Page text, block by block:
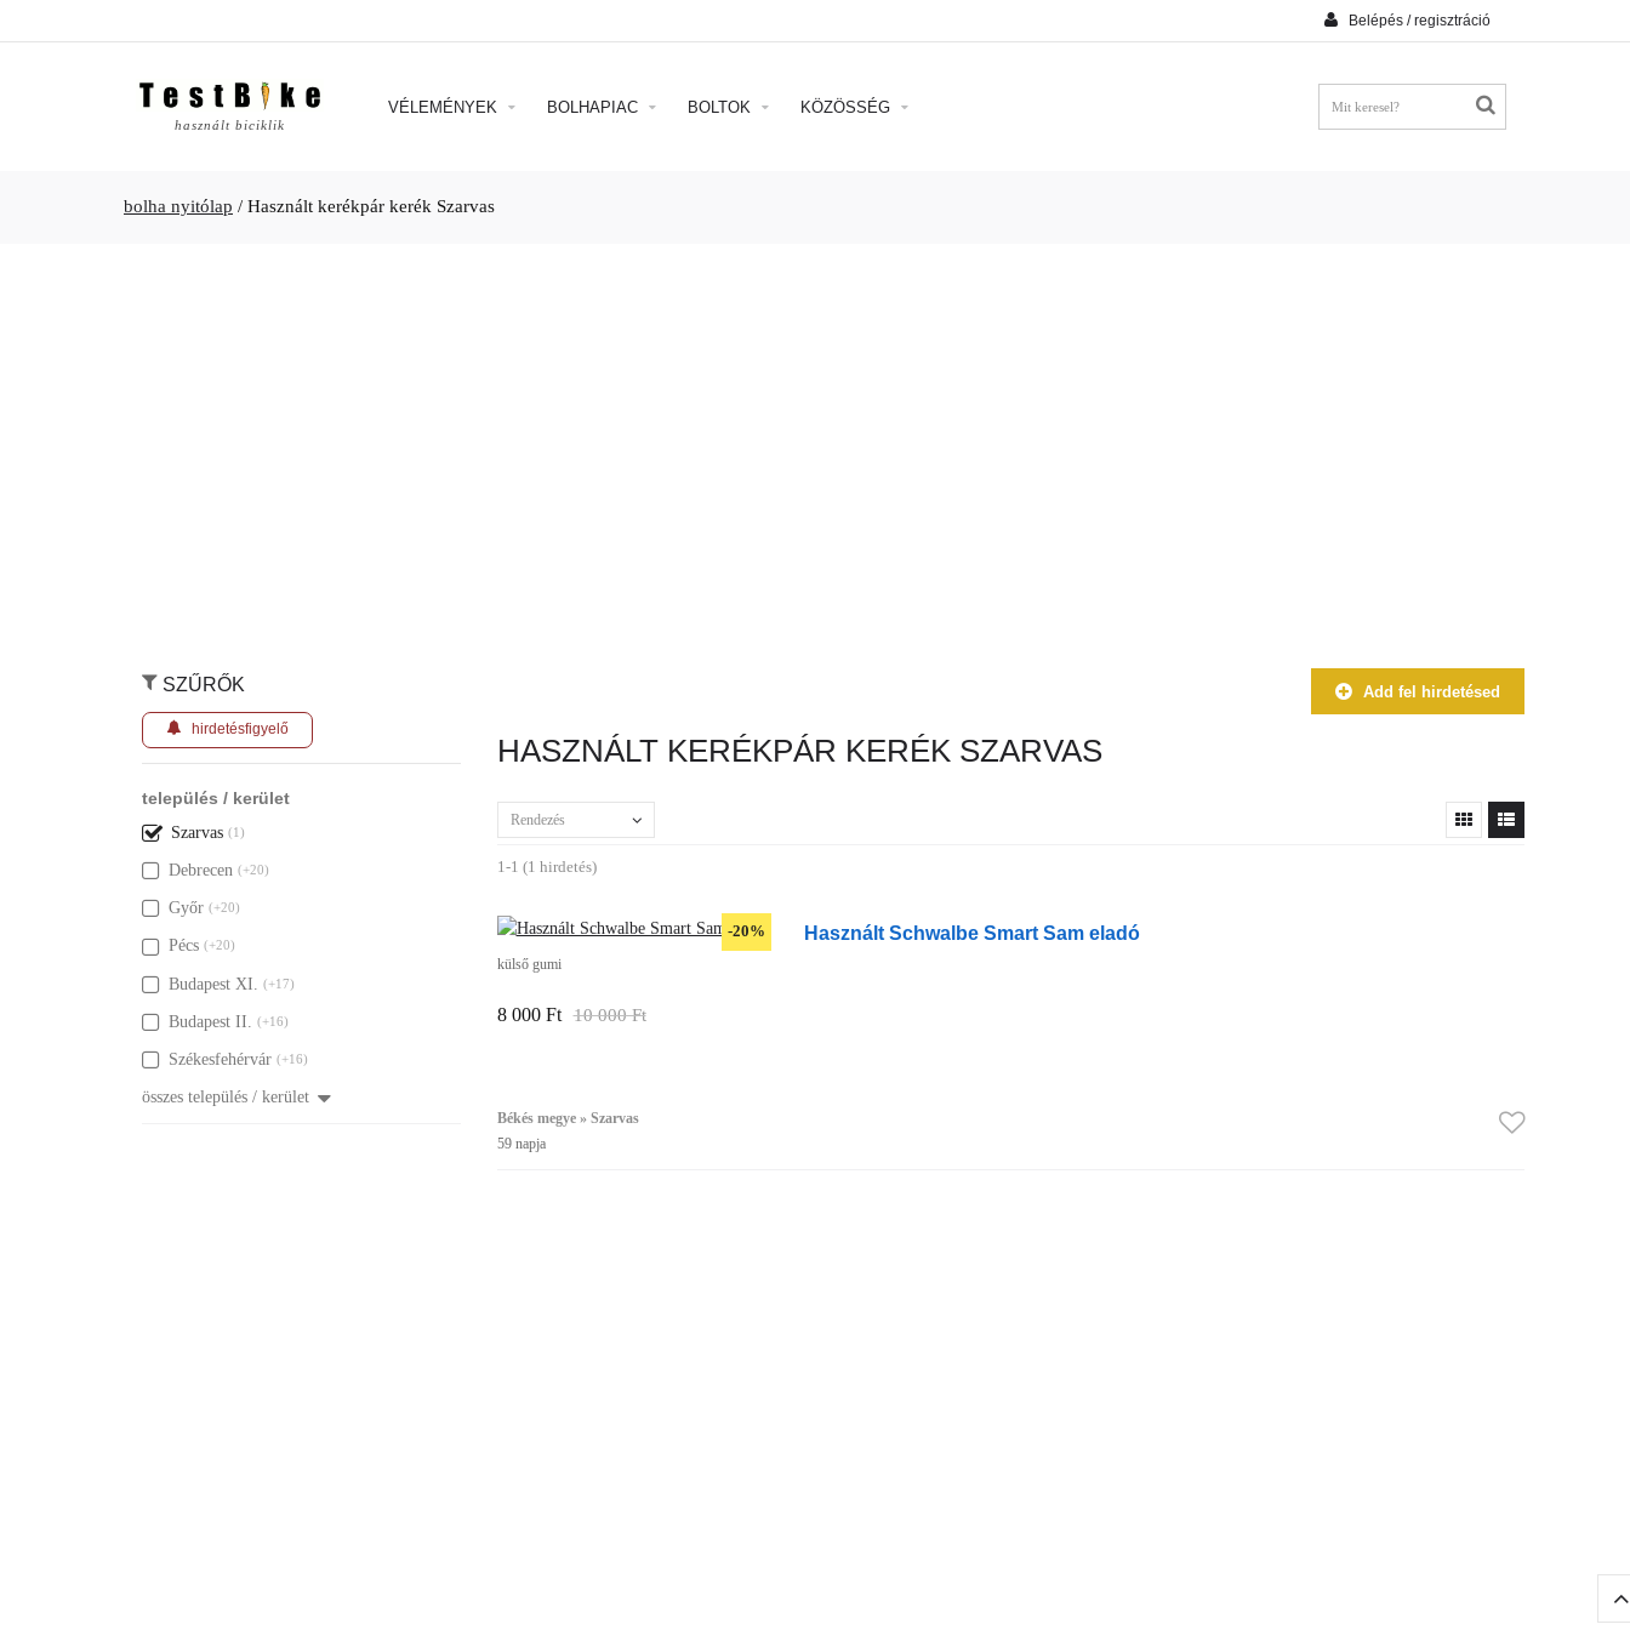
Belépés / regisztráció
használt biciklik
VÉLEMÉNYEK BOLHAPIAC BOLTOK KÖZÖSSÉG
bolha nyitólap / Használt kerékpár kerék Szarvas
SZŰRŐK
hirdetésfigyelő
település / kerület
Szarvas (1)
Debrecen (+20)
Győr (+20)
Pécs (+20)
Budapest XI. (+17)
Budapest II. (+16)
Székesfehérvár (+16)
összes település / kerület
Add fel hirdetésed
HASZNÁLT KERÉKPÁR KERÉK SZARVAS
Rendezés
1-1 (1 hirdetés)
-20% Használt Schwalbe Smart Sam eladó
külső gumi
8 000 Ft 10 000 Ft
Békés megye » Szarvas
59 napja